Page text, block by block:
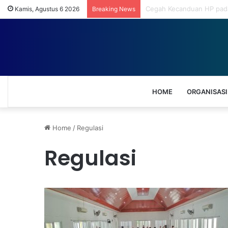
Kamis, Agustus 6 2026 Breaking News SPIRIT TAHAJUD (157)
HOME ORGANISASI
Home / Regulasi
Regulasi